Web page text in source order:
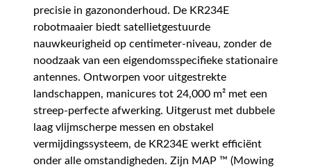
precisie in gazononderhoud. De KR234E
robotmaaier biedt satellietgestuurde
nauwkeurigheid op centimeter-niveau, zonder de
noodzaak van een eigendomsspecifieke stationaire
antennes. Ontworpen voor uitgestrekte
landschappen, manicures tot 24,000 m² met een
streep-perfecte afwerking. Uitgerust met dubbele
laag vlijmscherpe messen en obstakel
vermijdingssysteem, de KR234E werkt efficiënt
onder alle omstandigheden. Zijn MAP ™ (Mowing